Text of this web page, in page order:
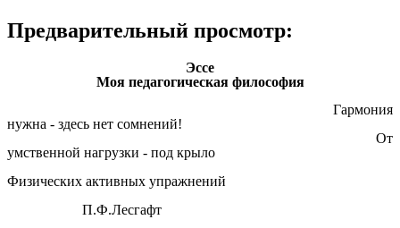
Предварительный просмотр:
Эссе
Моя педагогическая философия
Гармония
нужна - здесь нет сомнений!
От
умственной нагрузки - под крыло
Физических активных упражнений
П.Ф.Лесгафт